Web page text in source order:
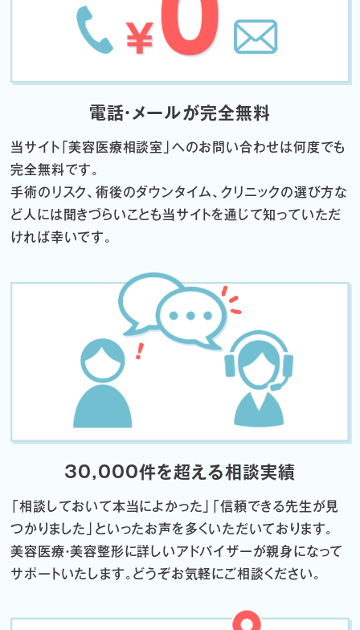
電話・メールが完全無料
当サイト「美容医療相談室」へのお問い合わせは何度でも
完全無料です。
手術のリスク、術後のダウンタイム、クリニックの選び方な
ど 人には聞きづらいことも当サイトを通じて知っていただ
ければ幸いです。
30,000件を超える相談実績
「相談しておいて本当によかった」「信頼できる先生が見
つかりました」 といったお声を多くいただいております。
美容医療・美容整形に詳しいアドバイザーが親身になって
サポートいたします。 どうぞお気軽にご相談ください。